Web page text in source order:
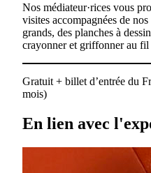
Nos médiateur·rices vous
visites accompagnées de
grands, des planches à
crayonner et griffonner au fil
Gratuit + billet d’entrée du
mois)
En lien avec